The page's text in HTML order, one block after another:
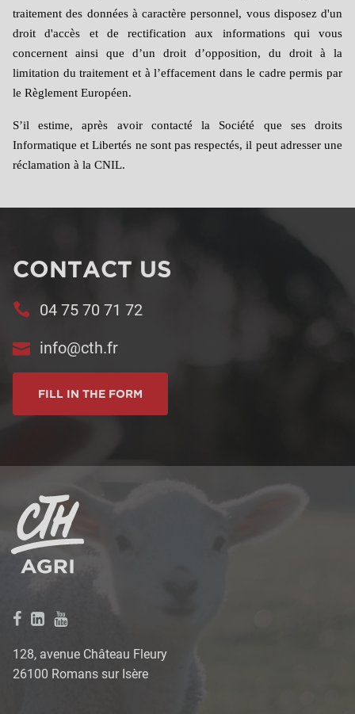
traitement des données à caractère personnel, vous disposez d'un
droit d'accès et de rectification aux informations qui vous
concernent ainsi que d’un droit d’opposition, du droit à la
limitation du traitement et à l’effacement dans le cadre permis par
le Règlement Européen.
S’il estime, après avoir contacté la Société que ses droits
Informatique et Libertés ne sont pas respectés, il peut adresser une
réclamation à la CNIL.
CONTACT US
04 75 70 71 72
info@cth.fr
FILL IN THE FORM
128, avenue Château Fleury
26100 Romans sur Isère